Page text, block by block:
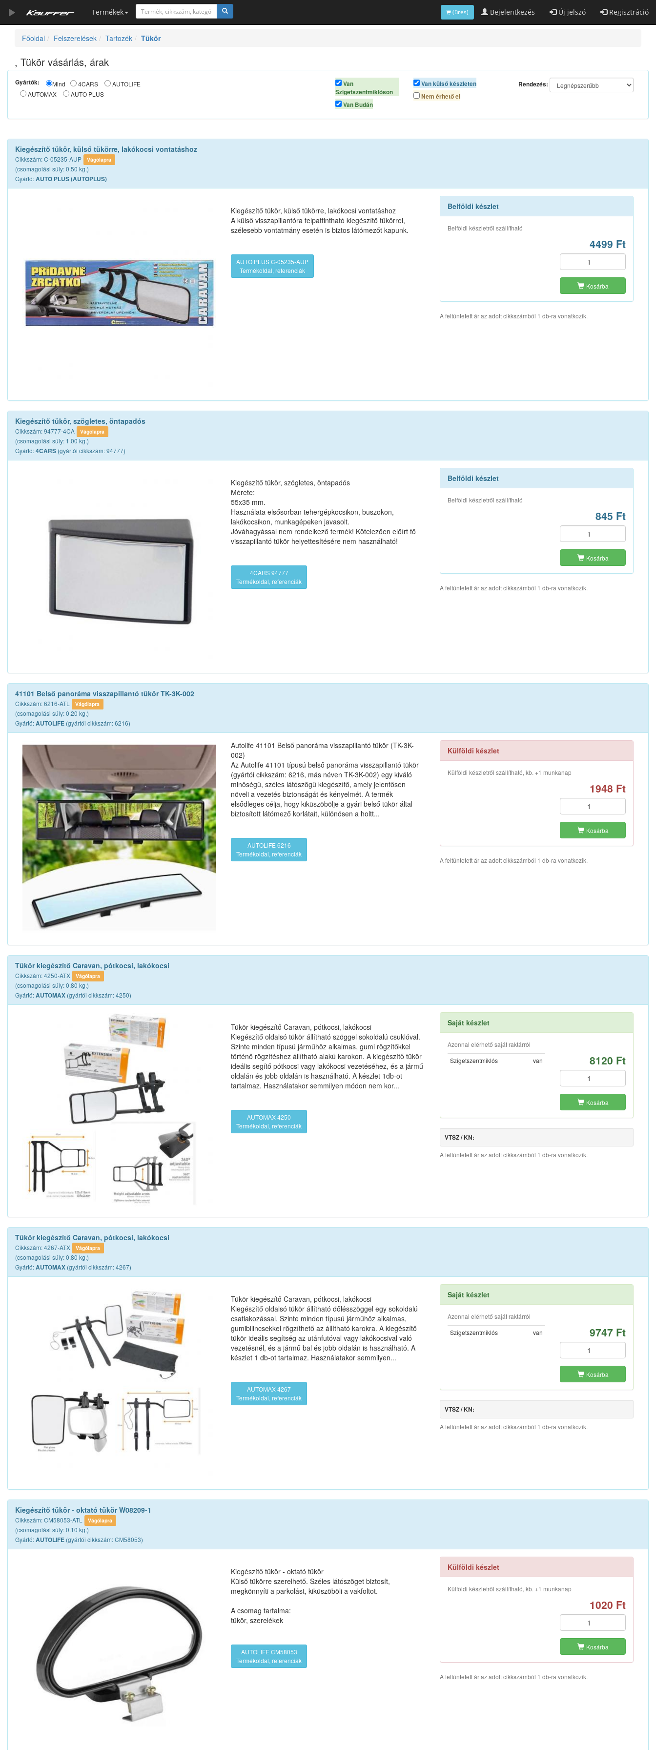
Termékek Bejelentkezés Új jelszó Regisztráció
(üres)
Szerszámkatalógus
Kosár
Főoldal Felszerelések Tartozék Tükör
, Tükör vásárlás, árak
Gyártók: Mind 4CARS
AUTOLIFE
AUTOMAX
AUTO PLUS
Van
Szigetszentmiklóson
Van Budán
Van külső készleten
Nem érhető el
Rendezés:
Kiegészítő tükör, külső tükörre, lakókocsi vontatáshoz
Cikkszám: C-05235-AUP Vágólapra
(csomagolási súly: 0.50 kg.)
Gyártó:AUTO PLUS (AUTOPLUS)
Kiegészítő tükör, külső tükörre, lakókocsi vontatáshoz
A külső visszapillantóra felpattintható kiegészítő tükörrel,
szélesebb vontatmány esetén is biztos látómezőt kapunk.
AUTO PLUS C-05235-AUP
Termékoldal, referenciák
Belföldi készlet
Belföldi készletről szállítható
4499 Ft
Kosárba
A feltüntetett ár az adott cikkszámból 1 db-ra vonatkozik.
Kiegészítő tükör, szögletes, öntapadós
Cikkszám: 94777-4CA Vágólapra
(csomagolási súly: 1.00 kg.)
Gyártó:4CARS (gyártói cikkszám: 94777)
Kiegészítő tükör, szögletes, öntapadós
Mérete:
55x35 mm.
Használata elsősorban tehergépkocsikon, buszokon,
lakókocsikon, munkagépeken javasolt.
Jóváhagyással nem rendelkező termék! Kötelezően előírt fő
visszapillantó tükör helyettesítésére nem használható!
4CARS 94777
Termékoldal, referenciák
Belföldi készlet
Belföldi készletről szállítható
845 Ft
Kosárba
A feltüntetett ár az adott cikkszámból 1 db-ra vonatkozik.
41101 Belső panoráma visszapillantó tükör TK-3K-002
Cikkszám: 6216-ATL Vágólapra
(csomagolási súly: 0.20 kg.)
Gyártó:AUTOLIFE (gyártói cikkszám: 6216)
Autolife 41101 Belső panoráma visszapillantó tükör (TK-3K-
002)
Az Autolife 41101 típusú belső panoráma visszapillantó tükör
(gyártói cikkszám: 6216, más néven TK-3K-002) egy kiváló
minőségű, széles látószögű kiegészítő, amely jelentősen
növeli a vezetés biztonságát és kényelmét. A termék
elsődleges célja, hogy kiküszöbölje a gyári belső tükör által
biztosított látómező korlátait, különösen a holtt...
AUTOLIFE 6216
Termékoldal, referenciák
Külföldi készlet
Külföldi készletről szállítható, kb. +1 munkanap
1948 Ft
Kosárba
A feltüntetett ár az adott cikkszámból 1 db-ra vonatkozik.
Tükör kiegészítő Caravan, pótkocsi, lakókocsi
Cikkszám: 4250-ATX Vágólapra
(csomagolási súly: 0.80 kg.)
Gyártó:AUTOMAX (gyártói cikkszám: 4250)
Tükör kiegészítő Caravan, pótkocsi, lakókocsi
Kiegészítő oldalsó tükör állítható szöggel sokoldalú csuklóval.
Szinte minden típusú járműhöz alkalmas, gumi rögzítőkkel
történő rögzítéshez állítható alakú karokon. A kiegészítő tükör
ideális segítő pótkocsi vagy lakókocsi vezetéséhez, és a jármű
oldalán és jobb oldalán is használható. A készlet 1db-ot
tartalmaz. Használatakor semmilyen módon nem kor...
AUTOMAX 4250
Termékoldal, referenciák
Saját készlet
Azonnal elérhető saját raktárról
Szigetszentmiklós
van 8120 Ft
Kosárba
VTSZ / KN:
A feltüntetett ár az adott cikkszámból 1 db-ra vonatkozik.
Tükör kiegészítő Caravan, pótkocsi, lakókocsi
Cikkszám: 4267-ATX Vágólapra
(csomagolási súly: 0.80 kg.)
Gyártó:AUTOMAX (gyártói cikkszám: 4267)
Tükör kiegészítő Caravan, pótkocsi, lakókocsi
Kiegészítő oldalsó tükör állítható dőlésszöggel egy sokoldalú
csatlakozással. Szinte minden típusú járműhöz alkalmas,
gumibilincsekkel rögzíthető az állítható karokra. A kiegészítő
tükör ideális segítség az utánfutóval vagy lakókocsival való
vezetésnél, és a jármű bal és jobb oldalán is használható. A
készlet 1 db-ot tartalmaz. Használatakor semmilyen...
AUTOMAX 4267
Termékoldal, referenciák
Saját készlet
Azonnal elérhető saját raktárról
Szigetszentmiklós
van 9747 Ft
Kosárba
VTSZ / KN:
A feltüntetett ár az adott cikkszámból 1 db-ra vonatkozik.
Kiegészítő tükör - oktató tükör W08209-1
Cikkszám: CM58053-ATL Vágólapra
(csomagolási súly: 0.10 kg.)
Gyártó:AUTOLIFE (gyártói cikkszám: CM58053)
Kiegészítő tükör - oktató tükör
Külső tükörre szerelhető. Széles látószöget biztosít,
megkönnyíti a parkolást, kiküszöböli a vakfoltot.
A csomag tartalma:
tükör, szerelékek
AUTOLIFE CM58053
Termékoldal, referenciák
Külföldi készlet
Külföldi készletről szállítható, kb. +1 munkanap
1020 Ft
Kosárba
A feltüntetett ár az adott cikkszámból 1 db-ra vonatkozik.